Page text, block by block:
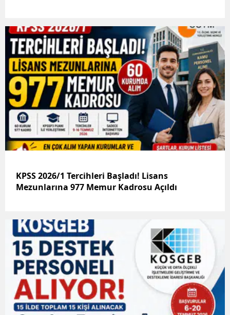
KPSS 2026/1 Tercihleri Başladı! Lisans
Mezunlarına 977 Memur Kadrosu Açıldı